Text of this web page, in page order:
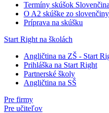
Termíny skúšok
O A2 skúške zo slovenčiny
Príprava na skúšku
Start Right na školách
Angličtina na ZŠ - Start
Prihláška na Start Right
Partnerské školy
Angličtina na SŠ
Pre firmy
Pre učiteľov